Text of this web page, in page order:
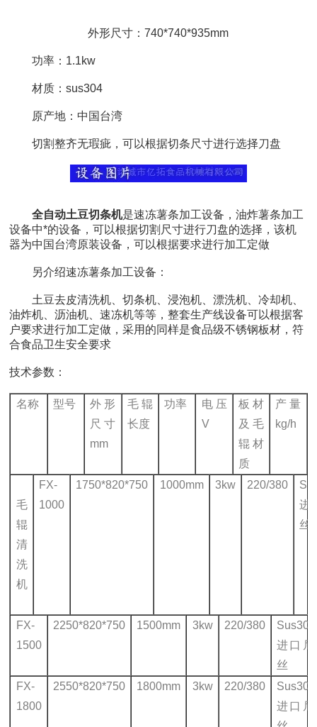
外形尺寸：740*740*935mm
功率：1.1kw
材质：sus304
原产地：中国台湾
切割整齐无瑕疵，可以根据切条尺寸进行选择刀盘
全自动土豆切条机是速冻薯条加工设备，油炸薯条加工
设备中*的设备，可以根据切割尺寸进行刀盘的选择，该机
器为中国台湾原装设备，可以根据要求进行加工定做
另介绍速冻薯条加工设备：
土豆去皮清洗机、切条机、浸泡机、漂洗机、冷却机、
油炸机、沥油机、速冻机等等，整套生产线设备可以根据客
户要求进行加工定做，采用的同样是食品级不锈钢板材，符
合食品卫生安全要求
技术参数：
名称 型号
外形
尺寸
mm
毛辊
长度
功率
电压
V
板材
及毛
辊材
质
产量
kg/h
毛
辊
清
洗
机
FX-
1000
1750*820*750 1000mm 3kw 220/380
进
丝
FX-
1500
2250*820*750 1500mm 3kw 220/380
进口尼
丝
FX-
1800
2550*820*750 1800mm 3kw 220/380
进口尼